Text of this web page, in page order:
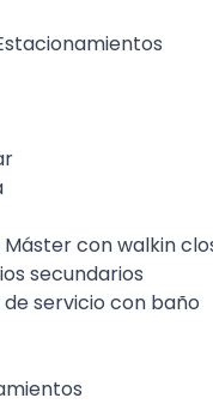
con walkin
secundarios
servicio con baño